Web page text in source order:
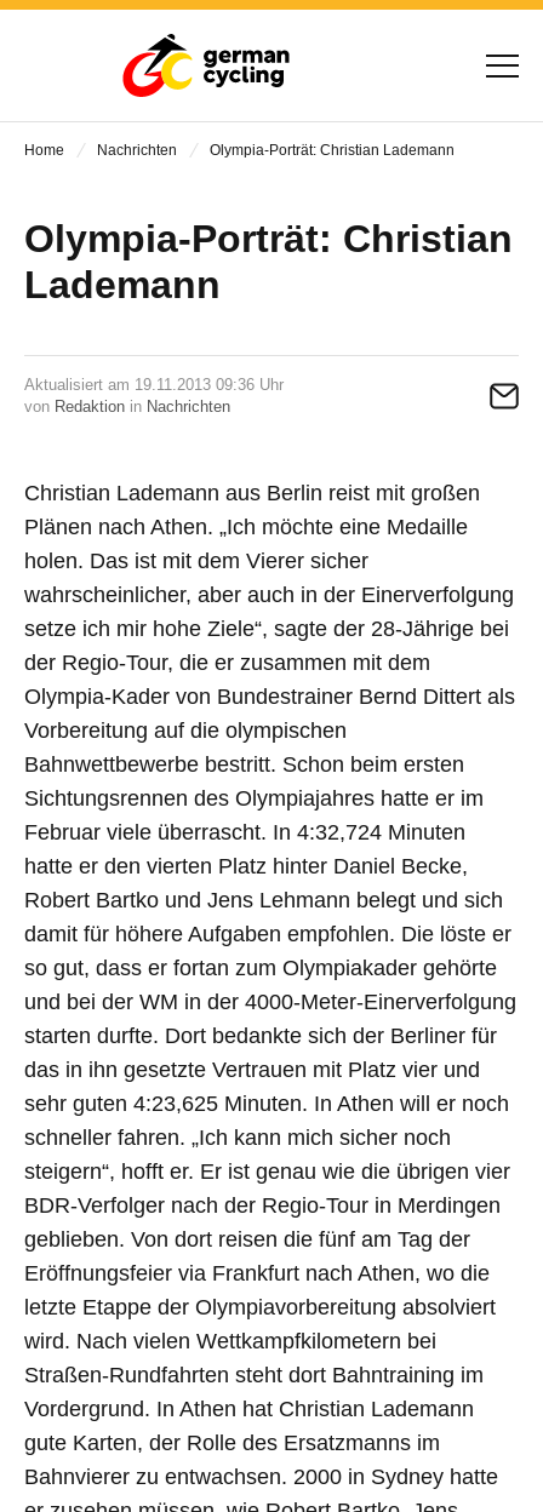
Home Nachrichten Olympia-Porträt: Christian Lademann
Olympia-Porträt: Christian
Lademann
Aktualisiert am 19.11.2013 09:36 Uhr
von Redaktion in Nachrichten
Christian Lademann aus Berlin reist mit großen
Plänen nach Athen. „Ich möchte eine Medaille
holen. Das ist mit dem Vierer sicher
wahrscheinlicher, aber auch in der Einerverfolgung
setze ich mir hohe Ziele“, sagte der 28-Jährige bei
der Regio-Tour, die er zusammen mit dem
Olympia-Kader von Bundestrainer Bernd Dittert als
Vorbereitung auf die olympischen
Bahnwettbewerbe bestritt. Schon beim ersten
Sichtungsrennen des Olympiajahres hatte er im
Februar viele überrascht. In 4:32,724 Minuten
hatte er den vierten Platz hinter Daniel Becke,
Robert Bartko und Jens Lehmann belegt und sich
damit für höhere Aufgaben empfohlen. Die löste er
so gut, dass er fortan zum Olympiakader gehörte
und bei der WM in der 4000-Meter-Einerverfolgung
starten durfte. Dort bedankte sich der Berliner für
das in ihn gesetzte Vertrauen mit Platz vier und
sehr guten 4:23,625 Minuten. In Athen will er noch
schneller fahren. „Ich kann mich sicher noch
steigern“, hofft er. Er ist genau wie die übrigen vier
BDR-Verfolger nach der Regio-Tour in Merdingen
geblieben. Von dort reisen die fünf am Tag der
Eröffnungsfeier via Frankfurt nach Athen, wo die
letzte Etappe der Olympiavorbereitung absolviert
wird. Nach vielen Wettkampfkilometern bei
Straßen-Rundfahrten steht dort Bahntraining im
Vordergrund. In Athen hat Christian Lademann
gute Karten, der Rolle des Ersatzmanns im
Bahnvierer zu entwachsen. 2000 in Sydney hatte